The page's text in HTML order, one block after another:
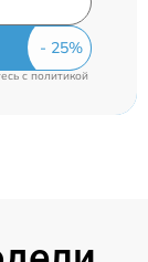
cполитикой